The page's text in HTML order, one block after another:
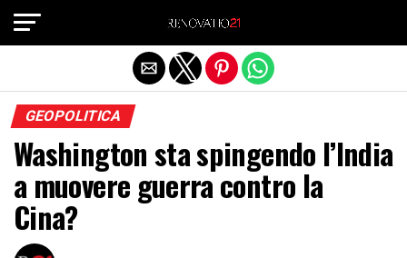
GEOPOLITICA
Washington sta spingendo l’India
a muovere guerra contro la
Cina?
Exit mobile version